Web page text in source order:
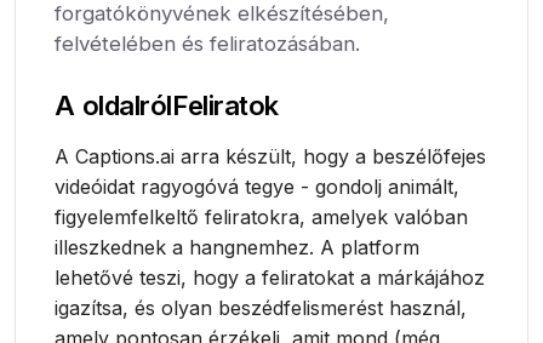
forgatókönyvének elkészítésében,
felvételében és feliratozásában.
A oldalrólFeliratok
A Captions.ai arra készült, hogy a beszélőfejes
videóidat ragyogóvá tegye - gondolj animált,
figyelemfelkeltő feliratokra, amelyek valóban
illeszkednek a hangnemhez. A platform
lehetővé teszi, hogy a feliratokat a márkájához
igazítsa, és olyan beszédfelismerést használ,
amely pontosan érzékeli, amit mond (még